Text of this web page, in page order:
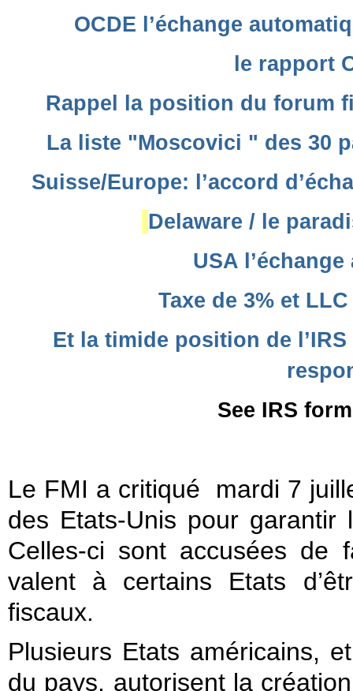
OCDE l’échange
le rapport
Rappel la position du forum
La liste "Moscovici " des 30
Suisse/Europe: l’accord
Delaware / le
USA
Taxe de 3% et
Et la timide position de
See IRS
Le FMI a critiqué mardi 7
des Etats-Unis pour garantir
Celles-ci sont accusées de
valent à certains Etats
fiscaux.
Plusieurs Etats américains,
du pays, autorisent la